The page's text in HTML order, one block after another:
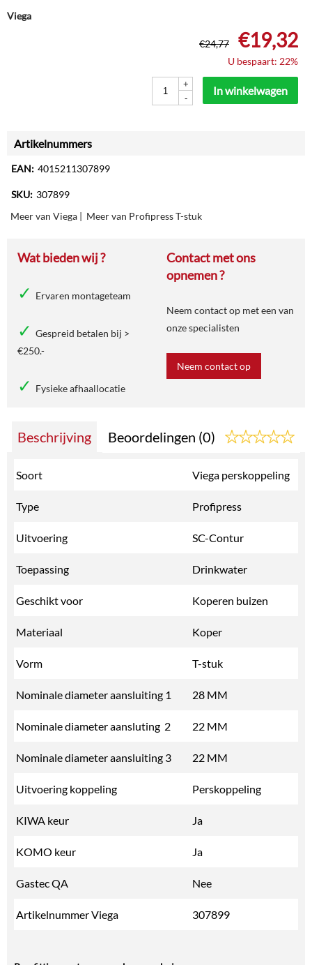
Viega
€24,77 €19,32
U bespaart: 22%
+
-
In winkelwagen
Artikelnummers
EAN: 4015211307899
SKU: 307899
Meer van Viega | Meer van Profipress T-stuk
Wat bieden wij ?
Ervaren montageteam
Gespreid betalen bij >
€250.-
Fysieke afhaallocatie
Contact met ons
opnemen ?
Neem contact op met een van
onze specialisten
Neem contact op
Beschrijving Beoordelingen (0)
Soort Viega perskoppeling
Type Profipress
Uitvoering SC-Contur
Toepassing Drinkwater
Geschikt voor Koperen buizen
Materiaal Koper
Vorm T-stuk
Nominale diameter aansluiting 1 28 MM
Nominale diameter aansluting 2 22 MM
Nominale diameter aansluiting 3 22 MM
Uitvoering koppeling Perskoppeling
KIWA keur Ja
KOMO keur Ja
Gastec QA Nee
Artikelnummer Viega 307899